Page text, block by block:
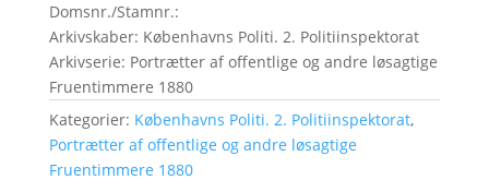
Domsnr./Stamnr.:
Arkivskaber: Københavns Politi. 2. Politiinspektorat
Arkivserie: Portrætter af offentlige og andre løsagtige
Fruentimmere 1880
Kategorier: Københavns Politi. 2. Politiinspektorat,
Portrætter af offentlige og andre løsagtige
Fruentimmere 1880